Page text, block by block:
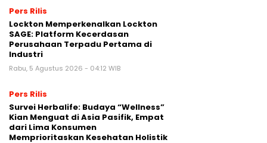
Pers Rilis
Lockton Memperkenalkan Lockton
SAGE: Platform Kecerdasan
Perusahaan Terpadu Pertama di
Industri
Rabu, 5 Agustus 2026 - 04:12 WIB
Pers Rilis
Survei Herbalife: Budaya “Wellness”
Kian Menguat di Asia Pasifik, Empat
dari Lima Konsumen
Memprioritaskan Kesehatan Holistik